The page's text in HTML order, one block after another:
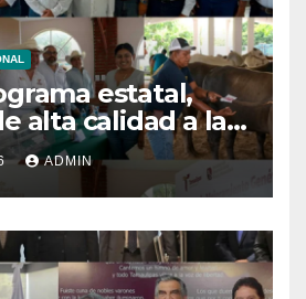
estatal,
alta calidad a las
pecuarios
ADMIN